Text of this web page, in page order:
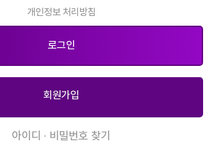
개인정보 처리방침
회원가입
아이디 · 비밀번호 찾기